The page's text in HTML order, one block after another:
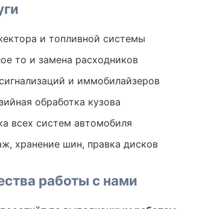
и топливной системы
то и замена расходников
и иммобилайзеров
обработка кузова
всех систем автомобиля
хранение шин, правка дисков
работы с нами